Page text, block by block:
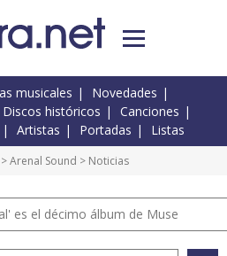
musicales
Novedades
Discos históricos
Canciones
Artistas Portadas Listas
>Arenal Sound > Noticias
es el décimo álbum de Muse